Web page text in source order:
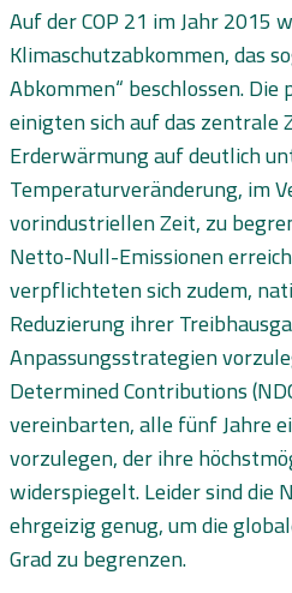
Auf der COP 21 im Jahr 2015
Klimaschutzabkommen, das
Abkommen“ beschlossen.
einigten sich auf das zentrale
Erderwärmung auf deutlich
Temperaturveränderung, im
vorindustriellen Zeit, zu
Netto-Null-Emissionen
verpflichteten sich zudem,
Reduzierung ihrer
Anpassungsstrategien
Determined Contributions
vereinbarten, alle fünf Jahre
vorzulegen, der ihre
widerspiegelt. Leider sind die
ehrgeizig genug, um die
Grad zu begrenzen.